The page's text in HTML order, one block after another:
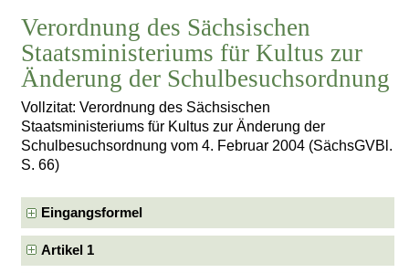
Verordnung des Sächsischen
Staatsministeriums für Kultus zur
Änderung der Schulbesuchsordnung
Vollzitat: Verordnung des Sächsischen
Staatsministeriums für Kultus zur Änderung der
Schulbesuchsordnung vom 4. Februar 2004 (SächsGVBl.
S. 66)
Eingangsformel
Artikel 1